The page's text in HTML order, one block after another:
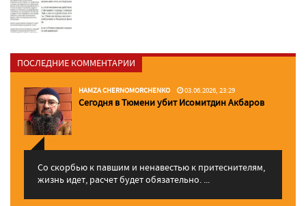
ПОСЛЕДНИЕ КОММЕНТАРИИ
HAMZA CHERNOMORCHENKO 03.06.2026, 23:29
Сегодня в Тюмени убит Исомитдин Акбаров
Со скорбью к павшим и ненавестью к притеснителям,
жизнь идет, расчет будет обязательно. ...